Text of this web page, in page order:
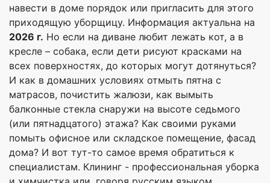
навести в доме порядок или пригласить для этого
приходящую уборщицу. Информация актуальна на
2026 г. Но если на диване любит лежать кот, а в
кресле – собака, если дети рисуют красками на
всех поверхностях, до которых могут дотянуться?
И как в домашних условиях отмыть пятна с
матрасов, почистить жалюзи, как вымыть
балконные стекла снаружи на высоте седьмого
(или пятнадцатого) этажа? Как своими руками
помыть офисное или складское помещение, фасад
дома? И вот тут-то самое время обратиться к
специалистам. Клининг - профессиональная уборка